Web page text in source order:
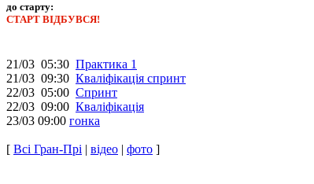
до старту:
СТАРТ ВІДБУВСЯ!
21/03 05:30 Практика 1
21/03 09:30 Кваліфікація спринт
22/03 05:00 Спринт
22/03 09:00 Кваліфікація
23/03 09:00 гонка
[ Всі Гран-Прі | відео | фото ]